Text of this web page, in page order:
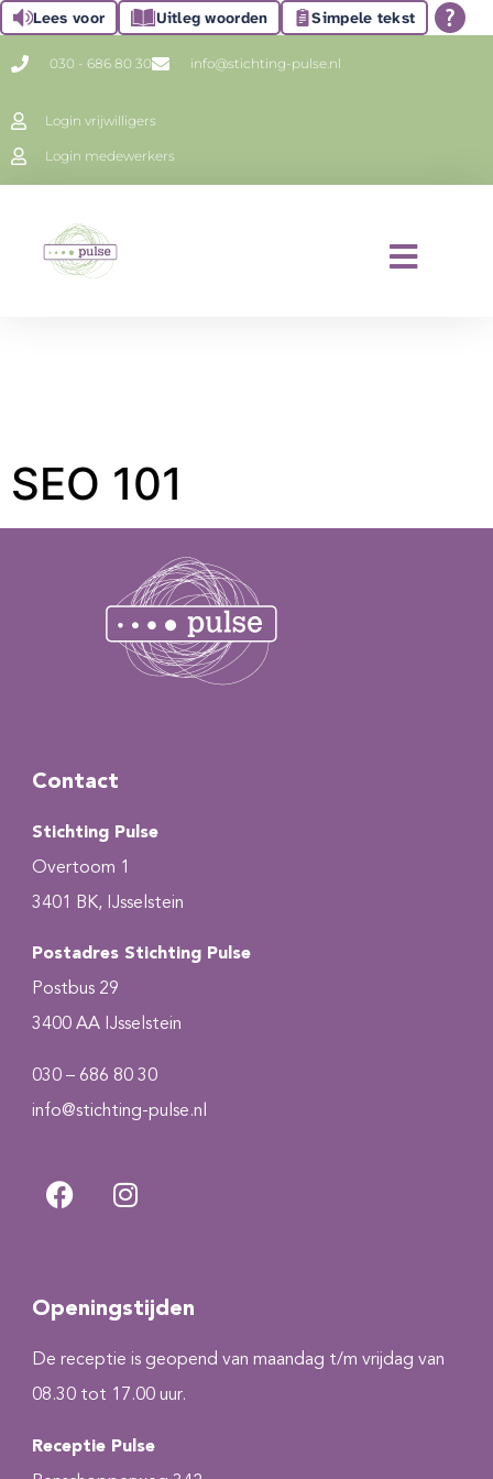
Lees voor Uitleg woorden Simpele tekst
030 - 686 80 30 info@stichting-pulse.nl
Login vrijwilligers
Login medewerkers
SEO 101
Contact
Stichting Pulse
Overtoom 1
3401 BK, IJsselstein
Postadres Stichting Pulse
Postbus 29
3400 AA IJsselstein
030 – 686 80 30
info@stichting-pulse.nl
Openingstijden
De receptie is geopend van maandag t/m vrijdag van
08.30 tot 17.00 uur.
Receptie Pulse